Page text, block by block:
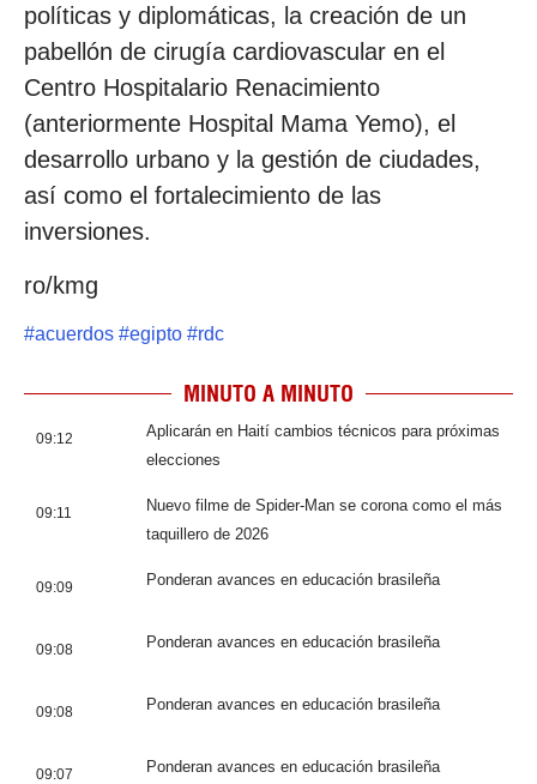
políticas y diplomáticas, la creación de un
pabellón de cirugía cardiovascular en el
Centro Hospitalario Renacimiento
(anteriormente Hospital Mama Yemo), el
desarrollo urbano y la gestión de ciudades,
así como el fortalecimiento de las
inversiones.
ro/kmg
#acuerdos #egipto #rdc
MINUTO A MINUTO
09:12
Aplicarán en Haití cambios técnicos para próximas
elecciones
09:11
Nuevo filme de Spider-Man se corona como el más
taquillero de 2026
09:09 Ponderan avances en educación brasileña
09:08 Ponderan avances en educación brasileña
09:08 Ponderan avances en educación brasileña
09:07 Ponderan avances en educación brasileña